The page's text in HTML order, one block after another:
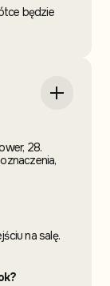
będzie
28.
na salę.